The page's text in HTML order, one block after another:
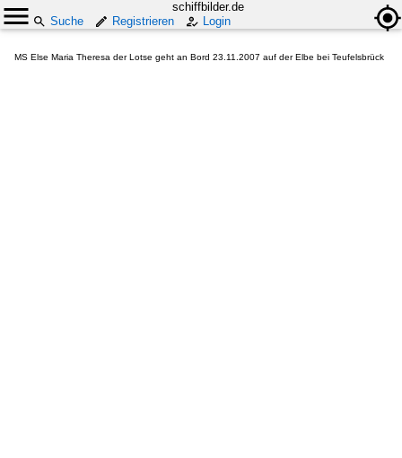
schiffbilder.de
Suche
Registrieren Login
MS Else Maria Theresa der Lotse geht an Bord 23.11.2007 auf der Elbe bei Teufelsbrück